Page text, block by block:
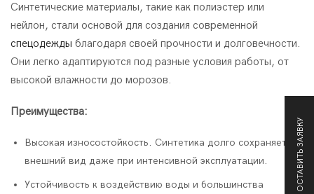
Синтетические материалы, такие как полиэстер или
нейлон, стали основой для создания современной
спецодежды благодаря своей прочности и долговечности.
Они легко адаптируются под разные условия работы, от
высокой влажности до морозов.
Преимущества:
Высокая износостойкость. Синтетика долго сохраняет
внешний вид даже при интенсивной эксплуатации.
Устойчивость к воздействию воды и большинства
ОСТАВИТЬ ЗАЯВКУ